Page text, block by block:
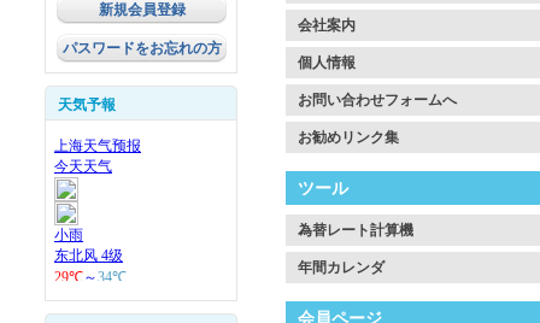
新規会員登録
パスワードをお忘れの方
天気予報
会社案内
個人情報
お問い合わせフォームへ
お勧めリンク集
ツール
為替レート計算機
年間カレンダ
会員ページ